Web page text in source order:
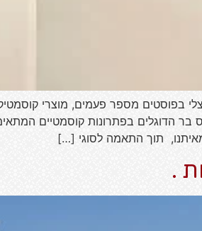
בפוסטים מספר פעמים, מוצרי
בר הדוגלים בפתרונות קוסמטיים
תוך התאמה לסוגי […]
.